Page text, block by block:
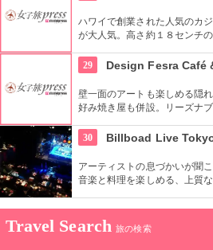
ハワイで創業された人気のカ
が大人気。高さ約１８センチ
29
Design Fesra Café
壁一面のアートも楽しめる隠
好み焼き屋も併設。リーズナ
30
Billboad Live
アーティストの息づかいが聞
音楽と料理を楽しめる、上質
Travel Search 旅の検索